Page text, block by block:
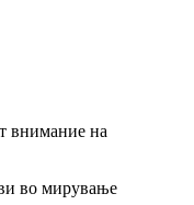
внимание на
во мирување